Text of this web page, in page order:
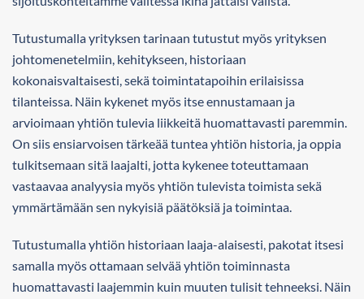
Tutustumalla yrityksen tarinaan tutustut myös yrityksen
johtomenetelmiin, kehitykseen, historiaan
kokonaisvaltaisesti, sekä toimintatapoihin erilaisissa
tilanteissa. Näin kykenet myös itse ennustamaan ja
arvioimaan yhtiön tulevia liikkeitä huomattavasti paremmin.
On siis ensiarvoisen tärkeää tuntea yhtiön historia, ja oppia
tulkitsemaan sitä laajalti, jotta kykenee toteuttamaan
vastaavaa analyysia myös yhtiön tulevista toimista sekä
ymmärtämään sen nykyisiä päätöksiä ja toimintaa.
Tutustumalla yhtiön historiaan laaja-alaisesti, pakotat itsesi
samalla myös ottamaan selvää yhtiön toiminnasta
huomattavasti laajemmin kuin muuten tulisit tehneeksi. Näin